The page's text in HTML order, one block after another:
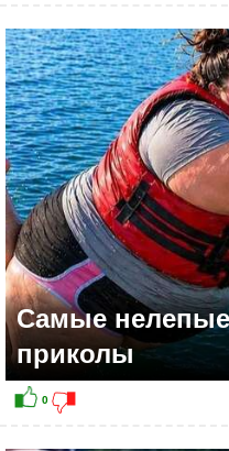
0
Самые
приколы